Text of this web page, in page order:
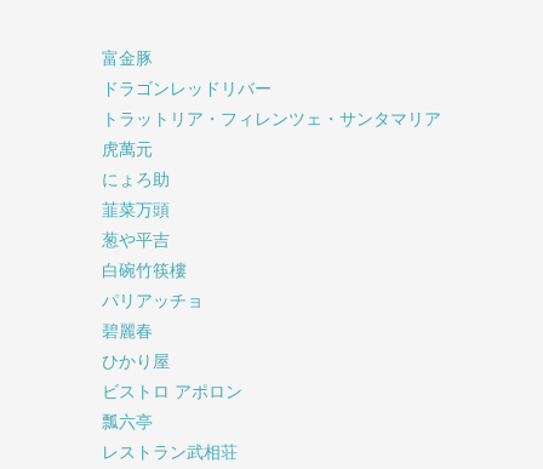
富金豚
ドラゴンレッドリバー
トラットリア・フィレンツェ・サンタマリア
虎萬元
にょろ助
韮菜万頭
葱や平吉
白碗竹筷樓
パリアッチョ
碧麗春
ひかり屋
ビストロ アポロン
瓢六亭
レストラン武相荘